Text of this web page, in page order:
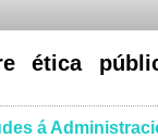
ética
á